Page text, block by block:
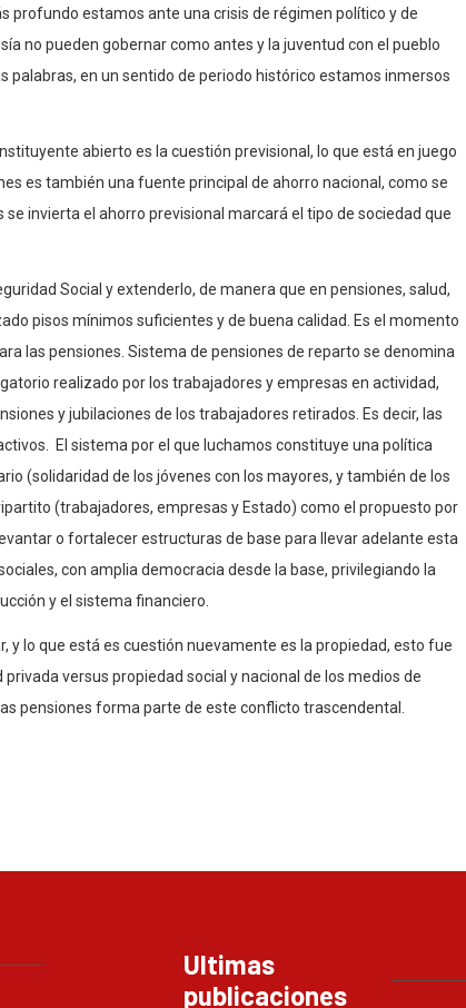
profundo estamos ante una crisis de régimen político y de
no pueden gobernar como antes y la juventud con el pueblo
palabras, en un sentido de periodo histórico estamos inmersos
abierto es la cuestión previsional, lo que está en juego
es también una fuente principal de ahorro nacional, como se
invierta el ahorro previsional marcará el tipo de sociedad que
Social y extenderlo, de manera que en pensiones, salud,
pisos mínimos suficientes y de buena calidad. Es el momento
las pensiones. Sistema de pensiones de reparto se denomina
realizado por los trabajadores y empresas en actividad,
y jubilaciones de los trabajadores retirados. Es decir, las
El sistema por el que luchamos constituye una política
(solidaridad de los jóvenes con los mayores, y también de los
(trabajadores, empresas y Estado) como el propuesto por
o fortalecer estructuras de base para llevar adelante esta
con amplia democracia desde la base, privilegiando la
y el sistema financiero.
y lo que está es cuestión nuevamente es la propiedad, esto fue
versus propiedad social y nacional de los medios de
pensiones forma parte de este conflicto trascendental.
Ultimas
publicaciones